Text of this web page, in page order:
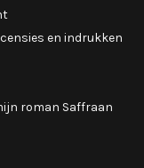
en indrukken
roman Saffraan